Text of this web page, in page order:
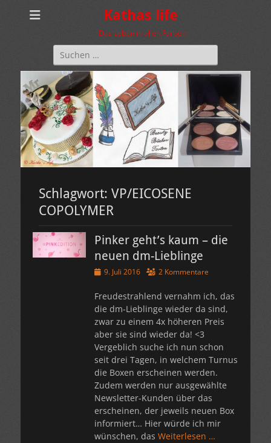
Kathas life
Das Leben in allen Farben
Suchen
nach:
Schlagwort: VP/EICOSENE
COPOLYMER
Pinker geht’s kaum – die
neuen dm-Lieblinge
Veröffentlicht
9. Juli 2016 2 Kommentare
Freudestrahlend vernahm ich, das
die dm-Lieblinge wieder da sind,
zwar zu einem 4x höheren Preis
aber sie sind wieder da! <3
Vergeblich suche ich nun schon
seit drei Tagen, in welchem Turnus
die Boxen erscheinen werden.
Zudem werden nur ausgewählte
Newsletter-Kunden über das
erscheinen, der jeweils neuen Box
informiert… Hier würde ich mir
wünschen, das Weiterlesen …